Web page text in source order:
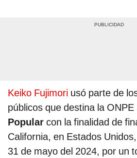
Keiko Fujimori usó parte de
públicos que destina la ONPE
Popular con la finalidad de
California, en Estados
31 de mayo del 2024, por un